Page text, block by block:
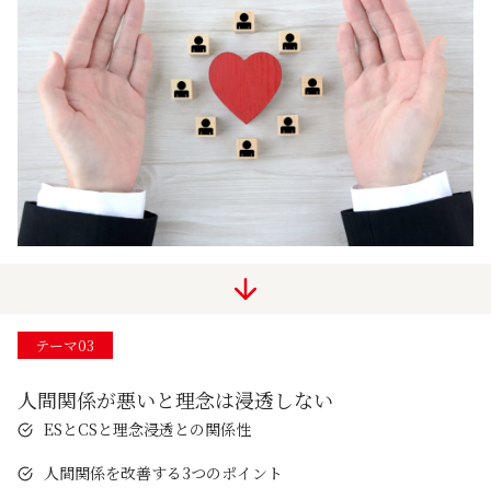
テーマ03
人間関係が悪いと理念は浸透しない
ESとCSと理念浸透との関係性
人間関係を改善する3つのポイント